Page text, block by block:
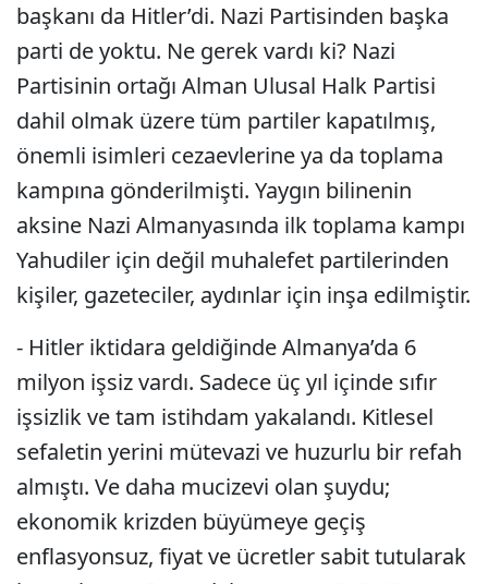
başkanı da Hitler’di. Nazi Partisinden başka
parti de yoktu. Ne gerek vardı ki? Nazi
Partisinin ortağı Alman Ulusal Halk Partisi
dahil olmak üzere tüm partiler kapatılmış,
önemli isimleri cezaevlerine ya da toplama
kampına gönderilmişti. Yaygın bilinenin
aksine Nazi Almanyasında ilk toplama kampı
Yahudiler için değil muhalefet partilerinden
kişiler, gazeteciler, aydınlar için inşa edilmiştir.
- Hitler iktidara geldiğinde Almanya’da 6
milyon işsiz vardı. Sadece üç yıl içinde sıfır
işsizlik ve tam istihdam yakalandı. Kitlesel
sefaletin yerini mütevazi ve huzurlu bir refah
almıştı. Ve daha mucizevi olan şuydu;
ekonomik krizden büyümeye geçiş
enflasyonsuz, fiyat ve ücretler sabit tutularak